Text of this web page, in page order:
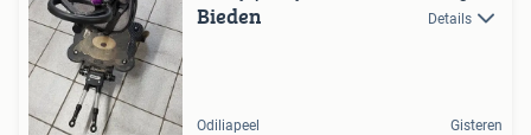
Bieden Details
Odiliapeel Gisteren